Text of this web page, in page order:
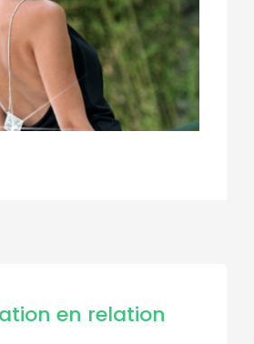
en relation